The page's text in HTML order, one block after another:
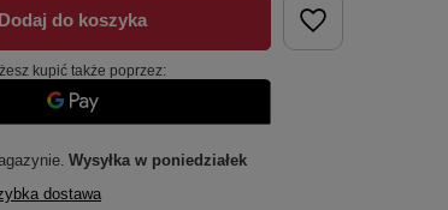
Dodaj do koszyka
kupić także poprzez:
Wysyłkaw poniedziałek
dostawa